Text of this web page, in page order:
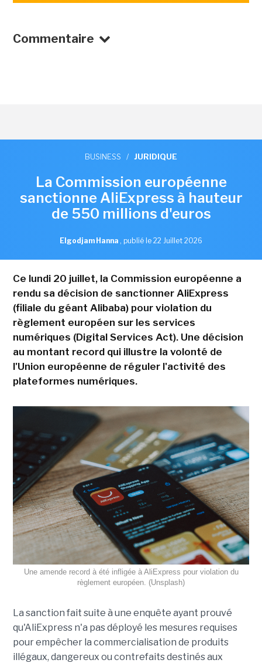
Commentaire
BUSINESS / JURIDIQUE
La Commission européenne
sanctionne AliExpress à hauteur
de 550 millions d'euros
Elgodjam Hanna , publié le 22 Juillet 2026
Ce lundi 20 juillet, la Commission européenne a
rendu sa décision de sanctionner AliExpress
(filiale du géant Alibaba) pour violation du
règlement européen sur les services
numériques (Digital Services Act). Une décision
au montant record qui illustre la volonté de
l'Union européenne de réguler l'activité des
plateformes numériques.
Une amende record à été infligée à AliExpress pour violation du
règlement européen. (Unsplash)
La sanction fait suite à une enquête ayant prouvé
qu'AliExpress n'a pas déployé les mesures requises
pour empêcher la commercialisation de produits
illégaux, dangereux ou contrefaits destinés aux